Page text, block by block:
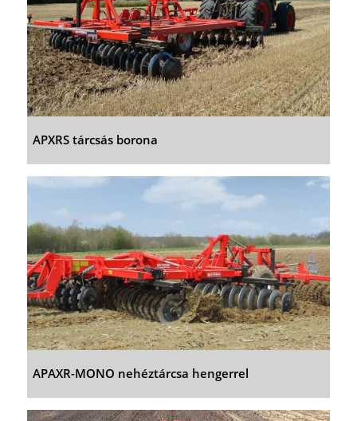
APXRS tárcsás borona
APAXR-MONO nehéztárcsa hengerrel